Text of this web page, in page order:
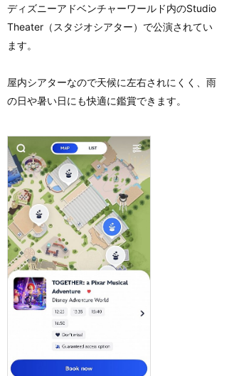
ディズニーアドベンチャーワールド内のStudio
Theater（スタジオシアター）で公演されてい
ます。
屋内シアターなので天候に左右されにくく、雨
の日や暑い日にも快適に鑑賞できます。